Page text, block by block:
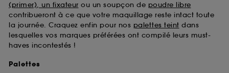
(primer), un fixateur ou un soupçon de poudre libre
contribueront à ce que votre maquillage reste intact toute
la journée. Craquez enfin pour nos palettes teint dans
lesquelles vos marques préférées ont compilé leurs must-
haves incontestés !
Palettes